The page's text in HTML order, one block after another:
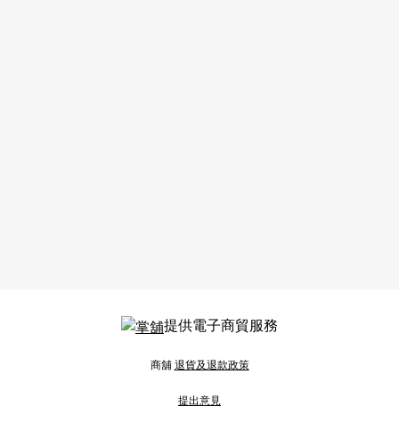
提供電子商貿服務
商舖退貨及退款政策
提出意見